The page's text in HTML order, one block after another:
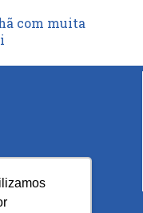
com muita